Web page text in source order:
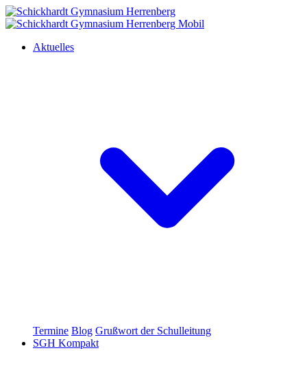
Aktuelles
Termine Blog Grußwort der Schulleitung
SGH Kompakt